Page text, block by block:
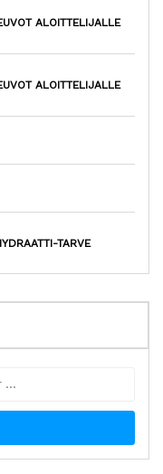
ALOITTELIJALLE
ALOITTELIJALLE
TARVE